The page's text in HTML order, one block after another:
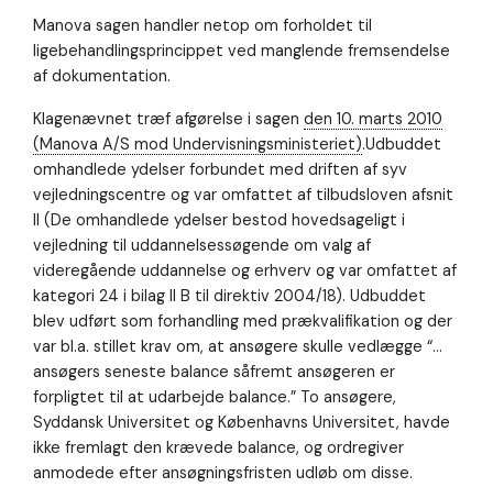
Manova sagen handler netop om forholdet til
ligebehandlingsprincippet ved manglende fremsendelse
af dokumentation.
Klagenævnet træf afgørelse i sagen den 10. marts 2010
(Manova A/S mod Undervisningsministeriet).Udbuddet
omhandlede ydelser forbundet med driften af syv
vejledningscentre og var omfattet af tilbudsloven afsnit
II (De omhandlede ydelser bestod hovedsageligt i
vejledning til uddannelsessøgende om valg af
videregående uddannelse og erhverv og var omfattet af
kategori 24 i bilag II B til direktiv 2004/18). Udbuddet
blev udført som forhandling med prækvalifikation og der
var bl.a. stillet krav om, at ansøgere skulle vedlægge “…
ansøgers seneste balance såfremt ansøgeren er
forpligtet til at udarbejde balance.” To ansøgere,
Syddansk Universitet og Københavns Universitet, havde
ikke fremlagt den krævede balance, og ordregiver
anmodede efter ansøgningsfristen udløb om disse.
grundlæggende
funktioner
såsom side-
navigation og
områder af
hjemmesiden.
Hjemmesiden
kan ikke
fungere
ordentligt uden
disse cookies.
Oplevelse
For at vores
hjemmeside
skal fungere
så godt som
muligt under
dit besøg.
Hvis du
nægter disse